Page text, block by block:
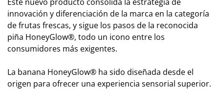
innovación y diferenciación de la marca en la categoría
de frutas frescas, y sigue los pasos de la reconocida
piña HoneyGlow®, todo un icono entre los
consumidores más exigentes.
La banana HoneyGlow® ha sido diseñada desde el
origen para ofrecer una experiencia sensorial superior.